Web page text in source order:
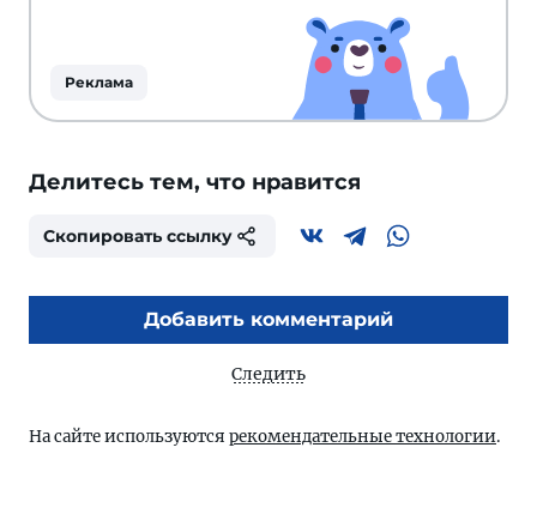
Реклама
Делитесь тем, что нравится
Скопировать ссылку
Добавить комментарий
Следить
На сайте используются рекомендательные технологии.